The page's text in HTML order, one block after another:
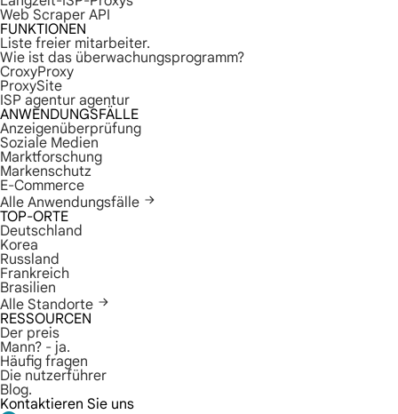
Web Scraper API
FUNKTIONEN
Liste freier mitarbeiter.
Wie ist das überwachungsprogramm?
CroxyProxy
ProxySite
ISP agentur agentur
ANWENDUNGSFÄLLE
Anzeigenüberprüfung
Soziale Medien
Marktforschung
Markenschutz
E-Commerce
Alle Anwendungsfälle
TOP-ORTE
Deutschland
Korea
Russland
Frankreich
Brasilien
Alle Standorte
RESSOURCEN
Der preis
Mann? - ja.
Häufig fragen
Die nutzerführer
Blog.
Kontaktieren Sie uns